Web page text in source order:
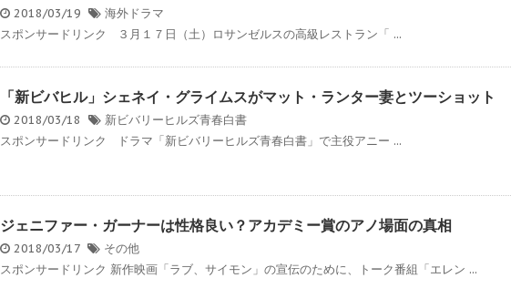
2018/03/19
海外ドラマ
スポンサードリンク ３月１７日（土）ロサンゼルスの高級レストラン「 ...
「新ビバヒル」シェネイ・グライムスがマット・ランター妻とツーショット
2018/03/18
新ビバリーヒルズ青春白書
スポンサードリンク ドラマ「新ビバリーヒルズ青春白書」で主役アニー ...
ジェニファー・ガーナーは性格良い？アカデミー賞のアノ場面の真相
2018/03/17
その他
スポンサードリンク 新作映画「ラブ、サイモン」の宣伝のために、トーク番組「エレン ...